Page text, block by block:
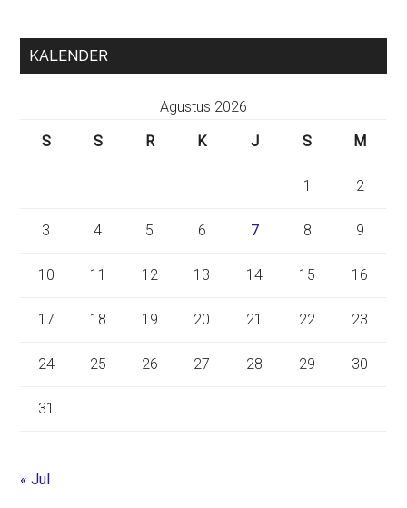
KALENDER
Agustus 2026
S
S R K J S M
1 2
3 4 5 6 7 8 9
10 11 12 13 14 15 16
17 18 19 20 21 22 23
24 25 26 27 28 29 30
31
« Jul